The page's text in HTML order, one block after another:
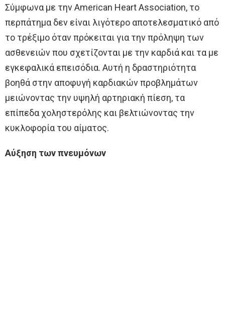
Σύμφωνα με την American Heart Association, το
περπάτημα δεν είναι λιγότερο αποτελεσματικό από
το τρέξιμο όταν πρόκειται για την πρόληψη των
ασθενειών που σχετίζονται με την καρδιά και τα με
εγκεφαλικά επεισόδια. Αυτή η δραστηριότητα
βοηθά στην αποφυγή καρδιακών προβλημάτων
μειώνοντας την υψηλή αρτηριακή πίεση, τα
επίπεδα χοληστερόλης και βελτιώνοντας την
κυκλοφορία του αίματος.
Αύξηση των πνευμόνων